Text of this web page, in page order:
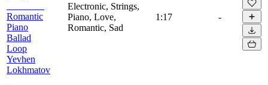
Romantic
Piano
Ballad
Loop
Yevhen
Lokhmatov
Electronic, Strings,
Piano, Love,
Romantic, Sad
1:17 -